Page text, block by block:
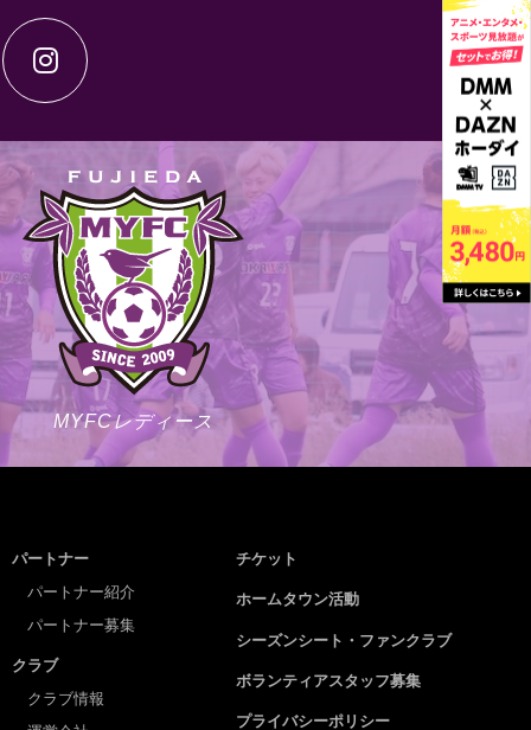
MYFCレディース
パートナー
パートナー紹介
パートナー募集
クラブ
クラブ情報
チケット
ホームタウン活動
シーズンシート・ファンクラブ
ボランティアスタッフ募集
プライバシーポリシー